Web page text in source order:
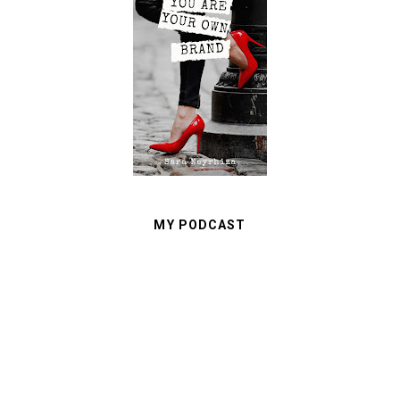
MY PODCAST